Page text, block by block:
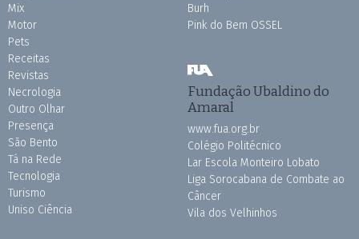
Mix
Motor
Pets
Receitas
Revistas
Necrologia
Outro Olhar
Presença
São Bento
Tá na Rede
Tecnologia
Turismo
Uniso Ciência
Burh
Pink do Bem OSSEL
Fundação Ubaldino do
Amaral
www.fua.org.br
Colégio Politécnico
Lar Escola Monteiro Lobato
Liga Sorocabana de Combate ao
Câncer
Vila dos Velhinhos